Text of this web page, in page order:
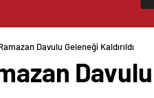
Davulu Geleneği Kaldırıldı